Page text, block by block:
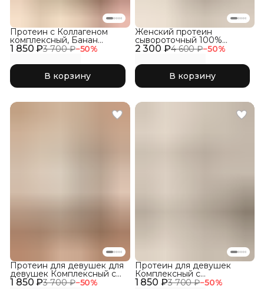
1 850 ₽3 700 ₽−50%
Протеин с Коллагеном
комплексный, Банан
клубника
В корзину
2 300 ₽4 600 ₽−50%
Женский протеин
сывороточный 100%
WHEY со вкусом Пломбир
В корзину
1 850 ₽3 700 ₽−50%
Протеин для девушек для
девушек Комплексный с
Коллагеном, Фраппе 1 850 ₽3 700 ₽−50%
Протеин для девушек
Комплексный с
Коллагеном, Кокос